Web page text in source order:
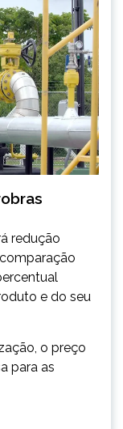
redução
e do seu
o preço
para as